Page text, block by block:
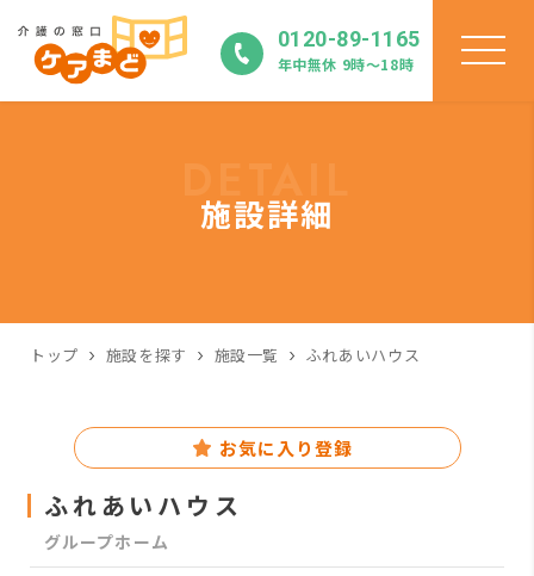
0120-89-1165
年中無休 9時〜18時
施設詳細
トップ 施設を探す 施設一覧 ふれあいハウス
お気に入り登録
ふれあいハウス
グループホーム